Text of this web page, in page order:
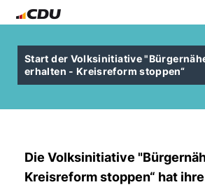
Start der Volksinitiative
erhalten - Kreisreform stoppen“
Die Volksinitiative
Kreisreform stoppen“ hat ihre